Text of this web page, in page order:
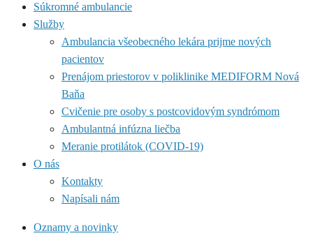
Súkromné ambulancie
Služby
Ambulancia všeobecného lekára prijme nových
pacientov
Prenájom priestorov v poliklinike MEDIFORM Nová
Baňa
Cvičenie pre osoby s postcovidovým syndrómom
Ambulantná infúzna liečba
Meranie protilátok (COVID-19)
O nás
Kontakty
Napísali nám
Oznamy a novinky